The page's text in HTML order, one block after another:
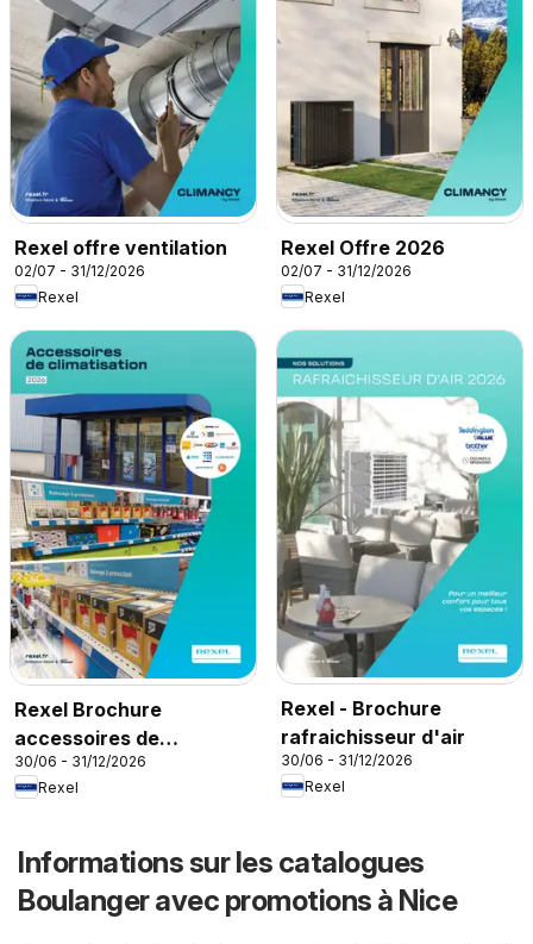
Rexel offre ventilation
02/07 - 31/12/2026
Rexel
Rexel Offre 2026
02/07 - 31/12/2026
Rexel
Rexel Brochure
accessoires de
climatisation
30/06 - 31/12/2026
Rexel
Rexel - Brochure
rafraichisseur d'air
30/06 - 31/12/2026
Rexel
Informations sur les catalogues
Boulanger avec promotions à Nice